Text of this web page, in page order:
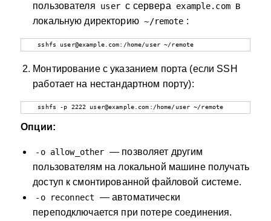
пользователя
user с сервера example.com в
локальную директорию ~/remote :
   sshfs user@example.com:/home/user ~/remote
Монтирование с указанием порта (если SSH
работает на нестандартном порту):
   sshfs -p 2222 user@example.com:/home/user ~/remote
Опции:
-o allow_other — позволяет другим
пользователям на локальной машине получать
доступ к смонтированной файловой системе.
-o reconnect
— автоматически
переподключается при потере соединения.